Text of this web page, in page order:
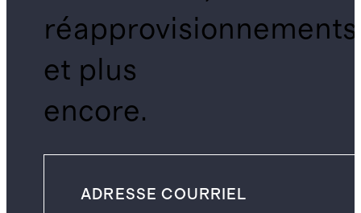
réapprovisionnements
et plus
encore.